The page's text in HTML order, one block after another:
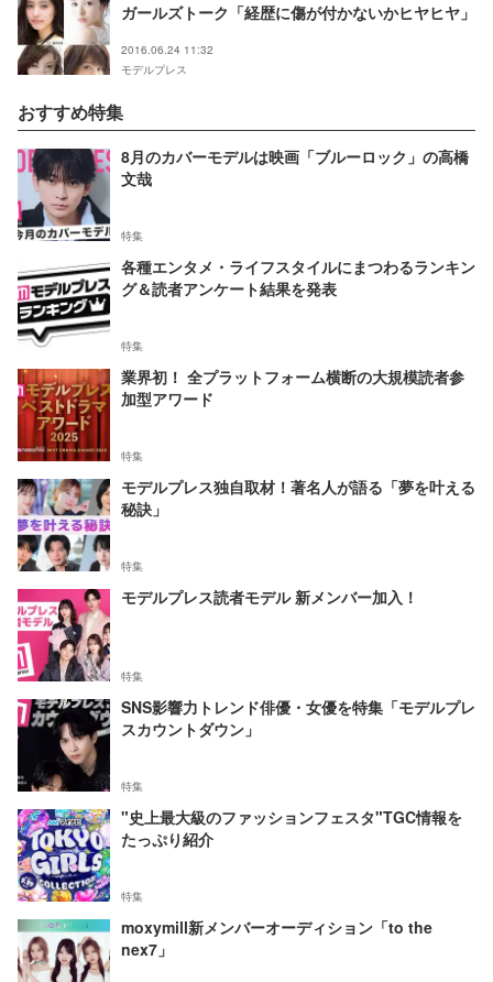
ガールズトーク「経歴に傷が付かないかヒヤヒヤ」
2016.06.24 11:32
モデルプレス
おすすめ特集
8月のカバーモデルは映画「ブルーロック」の高橋
文哉
特集
各種エンタメ・ライフスタイルにまつわるランキン
グ＆読者アンケート結果を発表
特集
業界初！ 全プラットフォーム横断の大規模読者参
加型アワード
特集
モデルプレス独自取材！著名人が語る「夢を叶える
秘訣」
特集
モデルプレス読者モデル 新メンバー加入！
特集
SNS影響力トレンド俳優・女優を特集「モデルプレ
スカウントダウン」
特集
"史上最大級のファッションフェスタ"TGC情報を
たっぷり紹介
特集
moxymill新メンバーオーディション「to the
nex7」